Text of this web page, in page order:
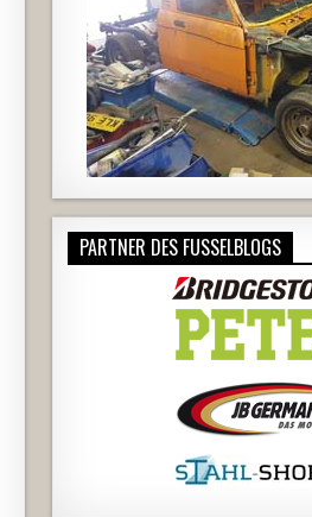
PARTNER DES FUSSELBLOGS